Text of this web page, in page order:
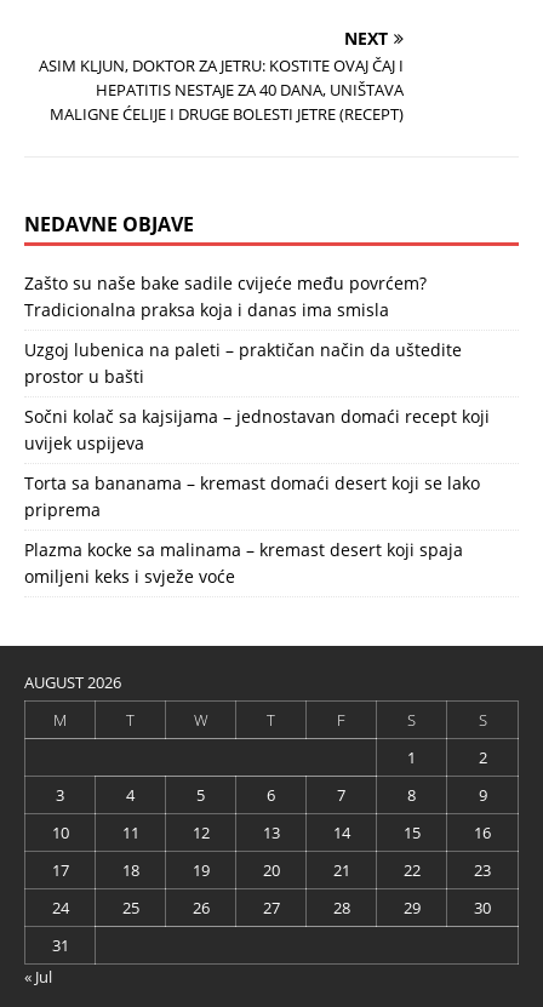
NEXT
ASIM KLJUN, DOKTOR ZA JETRU: KOSTITE OVAJ ČAJ I
HEPATITIS NESTAJE ZA 40 DANA, UNIŠTAVA
MALIGNE ĆELIJE I DRUGE BOLESTI JETRE (RECEPT)
NEDAVNE OBJAVE
Zašto su naše bake sadile cvijeće među povrćem?
Tradicionalna praksa koja i danas ima smisla
Uzgoj lubenica na paleti – praktičan način da uštedite
prostor u bašti
Sočni kolač sa kajsijama – jednostavan domaći recept koji
uvijek uspijeva
Torta sa bananama – kremast domaći desert koji se lako
priprema
Plazma kocke sa malinama – kremast desert koji spaja
omiljeni keks i svježe voće
AUGUST 2026
M
T W T F S
S
1
2
3
4 5 6 7 8
9
10
11 12 13 14 15
16
17
18 19 20 21 22
23
24
25 26 27 28 29
30
31
« Jul